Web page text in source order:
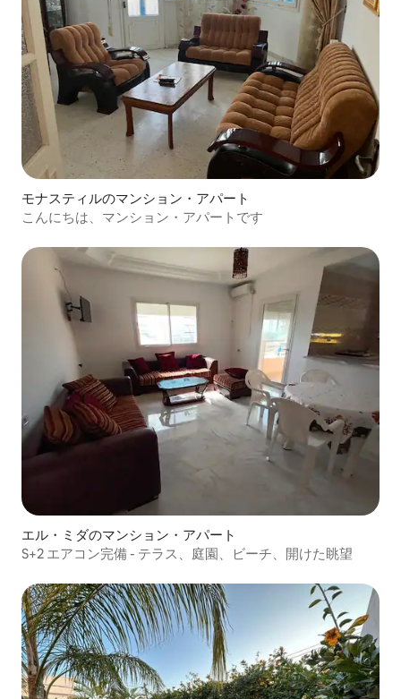
モナスティルのマンション・アパート
こんにちは、マンション・アパートです
エル・ミダのマンション・アパート
S+2 エアコン完備 - テラス、庭園、ビーチ、開けた眺望